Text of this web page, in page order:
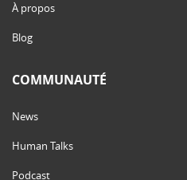
À propos
Blog
COMMUNAUTÉ
News
Human Talks
Podcast